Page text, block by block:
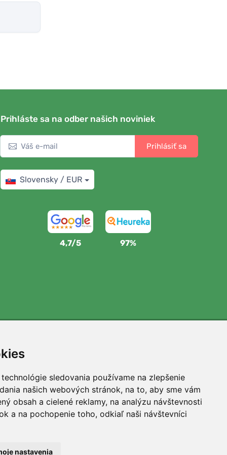
sledovania používame na zlepšenie
našich webových stránok, na to, aby sme vám
obsah a cielené reklamy, na analýzu návštevnosti
a na pochopenie toho, odkiaľ naši návštevníci
nastavenia
Prihláste sa na odber našich noviniek
Prihlásiť sa
Slovensky / EUR
4,7/5 97%